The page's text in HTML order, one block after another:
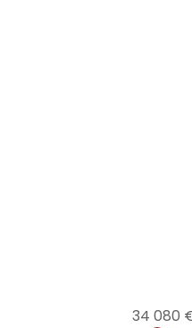
34 080